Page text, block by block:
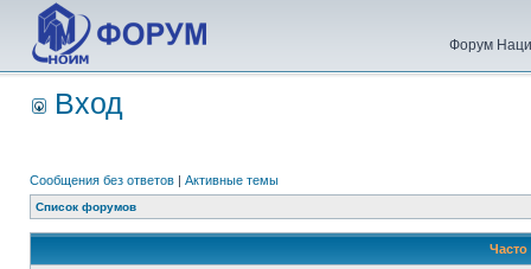
Форум
Вход
Сообщения без ответов | Активные темы
Список форумов